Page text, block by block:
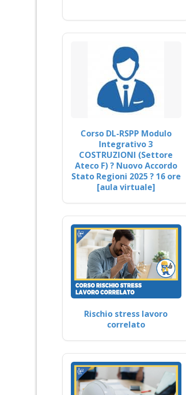
Corso DL-RSPP Modulo
Integrativo 3
COSTRUZIONI (Settore
Ateco F) ? Nuovo Accordo
Stato Regioni 2025 ? 16 ore
[aula virtuale]
Rischio stress lavoro
correlato